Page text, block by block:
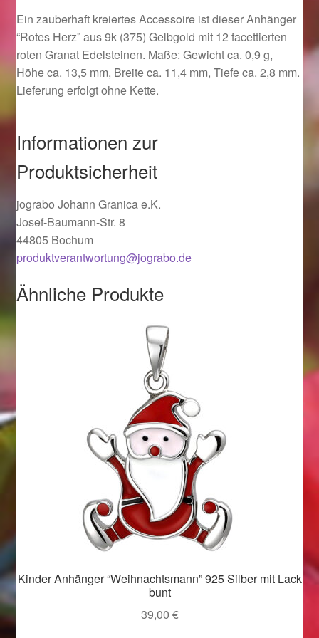
Ostergeschenke finden für Ostern 2019
Ostergeschenke finden für Ostern 2020
Ostergeschenke finden für Ostern 2021
Partner
Shop
Startseite
Startseite
Valentinstag
Vertrag widerrufen
Weihnachtsangebote 2015
Weihnachtsangebote 2016
Weihnachtsangebote 2017
Weihnachtsangebote 2018
Ein zauberhaft kreiertes Accessoire ist dieser Anhänger
“Rotes Herz” aus 9k (375) Gelbgold mit 12 facettierten
roten Granat Edelsteinen. Maße: Gewicht ca. 0,9 g,
Höhe ca. 13,5 mm, Breite ca. 11,4 mm, Tiefe ca. 2,8 mm.
Lieferung erfolgt ohne Kette.
Informationen zur
Produktsicherheit
jograbo Johann Granica e.K.
Josef-Baumann-Str. 8
44805 Bochum
produktverantwortung@jograbo.de
Ähnliche Produkte
Kinder Anhänger “Weihnachtsmann” 925 Silber mit Lack
bunt
39,00 €